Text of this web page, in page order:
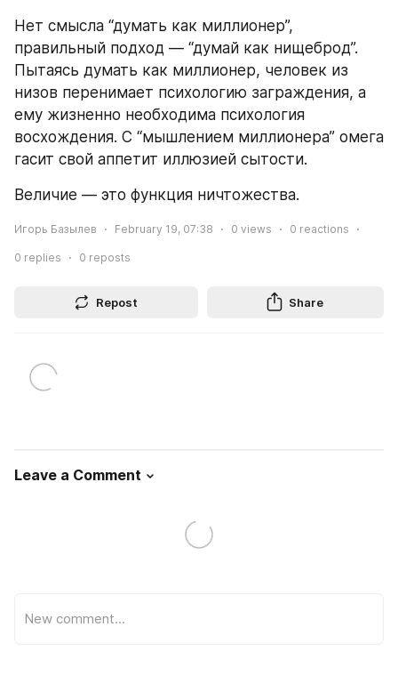
Нет смысла “думать как миллионер”,
правильный подход — “думай как нищеброд”.
Пытаясь думать как миллионер, человек из
низов перенимает психологию заграждения, а
ему жизненно необходима психология
восхождения. С “мышлением миллионера” омега
гасит свой аппетит иллюзией сытости.
Величие — это функция ничтожества.
Игорь Базылев February 19, 07:38 0 views 0 reactions
0 replies 0 reposts
Repost Share
Leave a Comment